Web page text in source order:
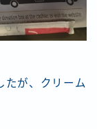
たが、クリーム